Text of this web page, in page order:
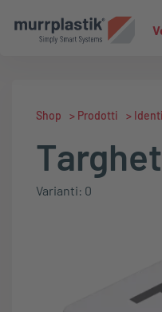
Shop > Prodotti >
Varianti: 0